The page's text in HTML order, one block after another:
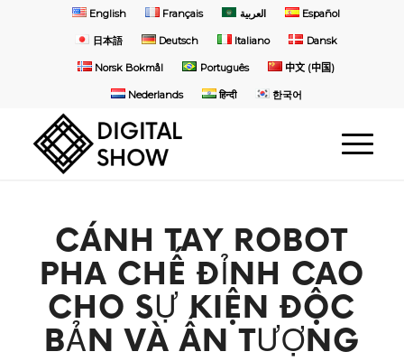
English Français العربية Español
日本語 Deutsch Italiano Dansk
Norsk Bokmål Português 中文 (中国)
Nederlands हिन्दी 한국어
CÁNH TAY ROBOT
PHA CHẾ ĐỈNH CAO
CHO SỰ KIỆN ĐỘC
BẢN VÀ ẤN TƯỢNG